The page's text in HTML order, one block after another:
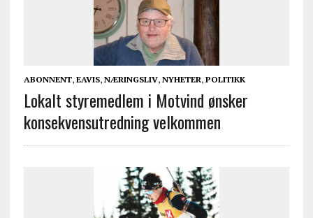
ABONNENT, EAVIS, NÆRINGSLIV, NYHETER, POLITIKK
Lokalt styremedlem i Motvind ønsker
konsekvensutredning velkommen